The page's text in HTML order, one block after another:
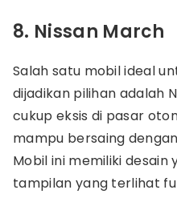
8. Nissan March
Salah satu mobil ideal
dijadikan pilihan adalah
cukup eksis di pasar
mampu bersaing
Mobil ini memiliki desain
tampilan yang terlihat